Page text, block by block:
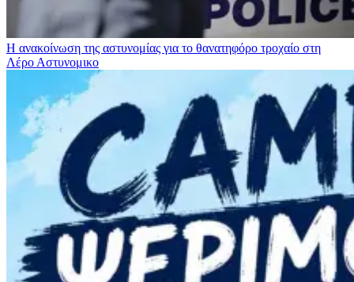
Η ανακοίνωση της αστυνομίας για το θανατηφόρο τροχαίο στη
Λέρο Αστυνομικο